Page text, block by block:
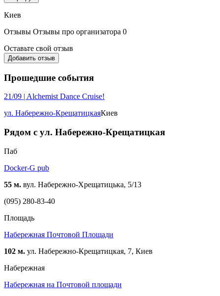
Киев
Отзывы Отзывы про организатора 0
Оставьте свой отзыв
Добавить отзыв
Прошедшие события
21/09 | Alchemist Dance Cruise!
ул. Набережно-КрещатицкаяКиев
Рядом с ул. Набережно-Крещатицкая
Паб
Docker-G pub
55 м. вул. Набережно-Хрещатицька, 5/13
(095) 280-83-40
Площадь
Набережная Почтовой Площади
102 м. ул. Набережно-Крещатицкая, 7, Киев
Набережная
Набережная на Почтовой площади